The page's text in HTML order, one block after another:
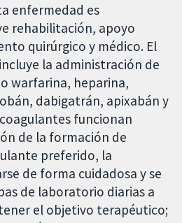
enfermedad es
rehabilitación, apoyo
quirúrgico y médico. El
la administración de
warfarina, heparina,
dabigatrán, apixabán y
funcionan
de la formación de
preferido, la
de forma cuidadosa y se
de laboratorio diarias a
el objetivo terapéutico;